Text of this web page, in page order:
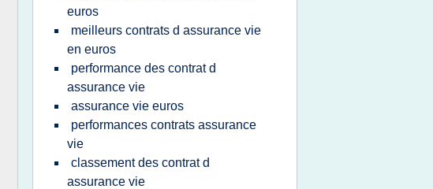
euros
meilleurs contrats d assurance vie
en euros
performance des contrat d
assurance vie
assurance vie euros
performances contrats assurance
vie
classement des contrat d
assurance vie